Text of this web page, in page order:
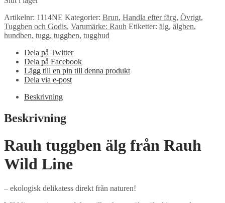
Artikelnr: 1114NE Kategorier: Brun, Handla efter färg, Övrigt,
Tuggben och Godis, Varumärke: Rauh Etiketter: älg, älgben,
hundben, tugg, tuggben, tugghud
Dela på Twitter
Dela på Facebook
Lägg till en pin till denna produkt
Dela via e-post
Beskrivning
Beskrivning
Rauh tuggben älg från Rauh
Wild Line
– ekologisk delikatess direkt från naturen!